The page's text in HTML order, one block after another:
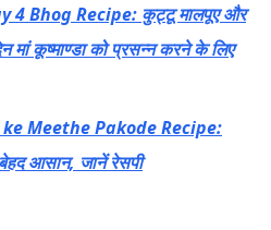
4 Bhog Recipe: कुट्टू मालपूए और
मां कूष्माण्डा को प्रसन्न करने के लिए
Meethe Pakode Recipe:
आसान, जानें रेसपी